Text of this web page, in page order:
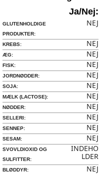
Ja/Nej:
GLUTENHOLDIGE
PRODUKTER:
NEJ
KREBS: NEJ
ÆG: NEJ
FISK: NEJ
JORDNØDDER: NEJ
SOJA: NEJ
MÆLK (LACTOSE): NEJ
NØDDER: NEJ
SELLERI: NEJ
SENNEP: NEJ
SESAM: NEJ
SVOVLDIOXID OG
SULFITTER:
INDEHO
LDER
BLØDDYR: NEJ